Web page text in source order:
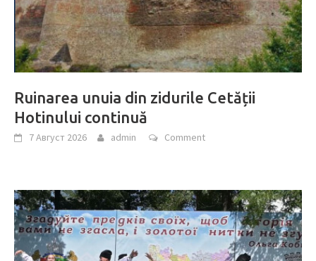
Ruinarea unuia din zidurile Cetății
Hotinului continuă
7 Август 2026 admin Comment